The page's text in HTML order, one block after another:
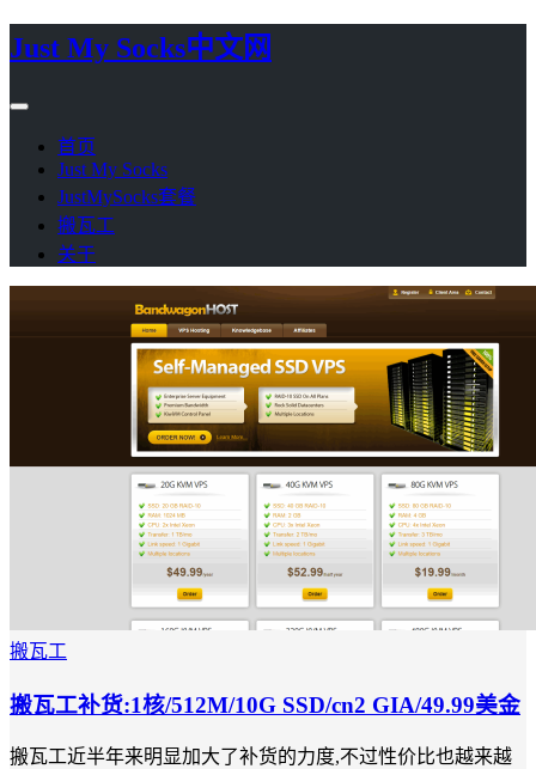
Just My Socks中文网
首页
Just My Socks
JustMySocks套餐
搬瓦工
关于
搬瓦工
搬瓦工补货:1核/512M/10G SSD/cn2 GIA/49.99美金
搬瓦工近半年来明显加大了补货的力度,不过性价比也越来越